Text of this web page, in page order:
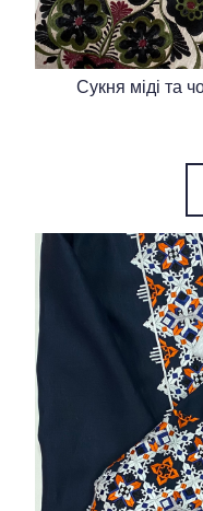
Сукня міді та